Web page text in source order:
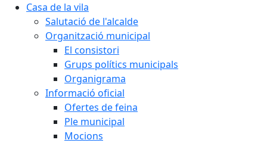
Casa de la vila
Salutació de l'alcalde
Organització municipal
El consistori
Grups polítics municipals
Organigrama
Informació oficial
Ofertes de feina
Ple municipal
Mocions